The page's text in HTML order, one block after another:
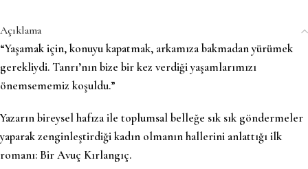
Açıklama
“Yaşamak için, konuyu kapatmak, arkamıza bakmadan yürümek
gerekliydi. Tanrı’nın bize bir kez verdiği yaşamlarımızı
önemsememiz koşuldu.”
Yazarın bireysel hafıza ile toplumsal belleğe sık sık göndermeler
yaparak zenginleştirdiği kadın olmanın hallerini anlattığı ilk
romanı: Bir Avuç Kırlangıç.